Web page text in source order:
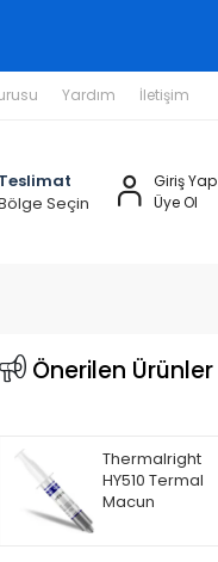
Yardım İletişim
Teslimat
Seçin
Giriş Yap
Üye Ol
Önerilen Ürünler
Thermalright
HY510 Termal
Macun